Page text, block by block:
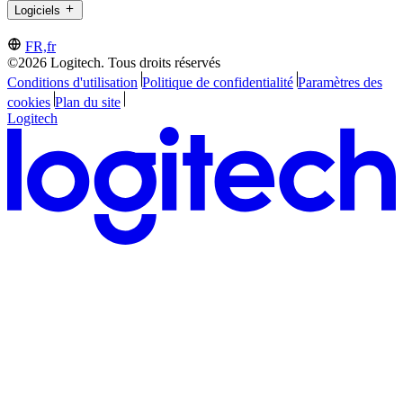
Logiciels
FR,fr
©2026 Logitech. Tous droits réservés
Conditions d'utilisation Politique de confidentialité Paramètres des
cookies Plan du site
Logitech